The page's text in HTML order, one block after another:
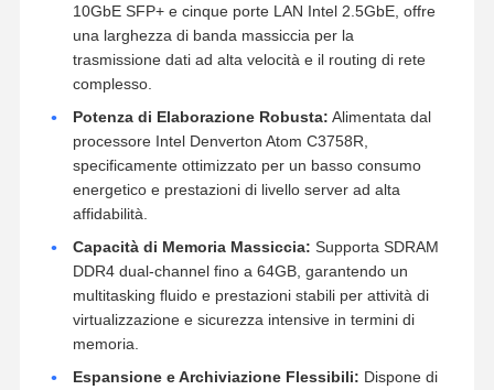
10GbE SFP+ e cinque porte LAN Intel 2.5GbE, offre
una larghezza di banda massiccia per la
trasmissione dati ad alta velocità e il routing di rete
complesso.
Potenza di Elaborazione Robusta: Alimentata dal
processore Intel Denverton Atom C3758R,
specificamente ottimizzato per un basso consumo
energetico e prestazioni di livello server ad alta
affidabilità.
Capacità di Memoria Massiccia: Supporta SDRAM
DDR4 dual-channel fino a 64GB, garantendo un
multitasking fluido e prestazioni stabili per attività di
virtualizzazione e sicurezza intensive in termini di
memoria.
Espansione e Archiviazione Flessibili: Dispone di